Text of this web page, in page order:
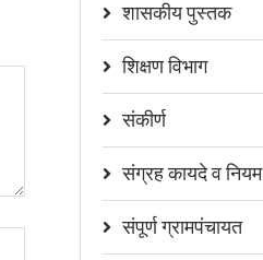
शासकीय पुस्तक
शिक्षण विभाग
संकीर्ण
संग्रह कायदे व नियम
संपूर्ण ग्रामपंचायत